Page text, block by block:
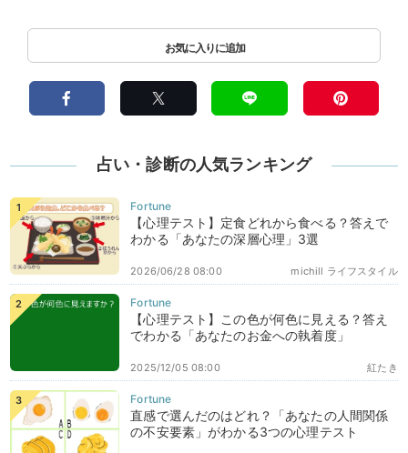
占い・診断の人気ランキング
【心理テスト】定食どれから食べる？答えで
わかる「あなたの深層心理」3選
michill ライフスタイル
2026/06/28 08:00
【心理テスト】この色が何色に見える？答え
でわかる「あなたのお金への執着度」
紅たき
2025/12/05 08:00
直感で選んだのはどれ？「あなたの人間関係
の不安要素」がわかる3つの心理テスト